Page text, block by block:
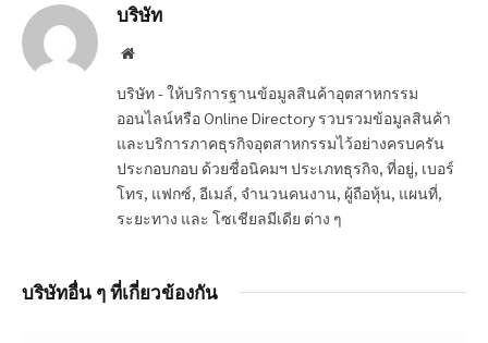
บริษัท
Website
บริษัท - ให้บริการฐานข้อมูลสินค้าอุตสาหกรรม
ออนไลน์หรือ Online Directory รวบรวมข้อมูลสินค้า
และบริการภาคธุรกิจอุตสาหกรรมไว้อย่างครบครัน
ประกอบกอบ ด้วยชื่อนิคมฯ ประเภทธุรกิจ, ที่อยู่, เบอร์
โทร, แฟกซ์, อีเมล์, จำนวนคนงาน, ผู้ถือหุ้น, แผนที่,
ระยะทาง และ โซเชียลมีเดีย ต่าง ๆ
บริษัทอื่น ๆ ที่เกี่ยวข้องกัน